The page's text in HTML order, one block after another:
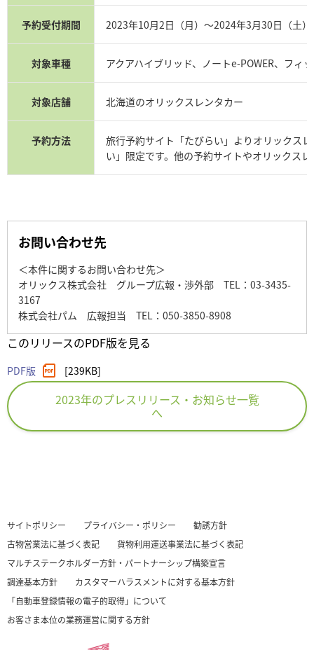
予約受付期間 2023年10月2日（月）～2024年3月30日（土）
対象車種 アクアハイブリッド、ノートe-POWER、フィ
対象店舗 北海道のオリックスレンタカー
予約方法
旅行予約サイト「たびらい」よりオリックス
い」限定です。他の予約サイトやオリックス
お問い合わせ先
＜本件に関するお問い合わせ先＞
オリックス株式会社 グループ広報・渉外部 TEL：03-3435-
3167
株式会社パム 広報担当 TEL：050-3850-8908
このリリースのPDF版を見る
PDF版 [239KB]
2023年のプレスリリース・お知らせ一覧
へ
サイトポリシー プライバシー・ポリシー
勧誘方針
古物営業法に基づく表記
貨物利用運送事業法に基づく表記
マルチステークホルダー方針・パートナーシップ構築宣言
調達基本方針
カスタマーハラスメントに対する基本方針
「自動車登録情報の電子的取得」について
お客さま本位の業務運営に関する方針